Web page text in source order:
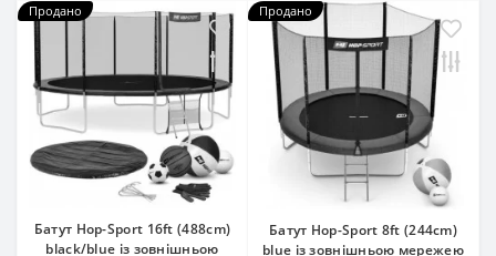
Продано
Батут Hop-Sport 16ft (488cm)
black/blue із зовнішньою
Продано
Батут Hop-Sport 8ft (244cm)
blue із зовнішньою мережею